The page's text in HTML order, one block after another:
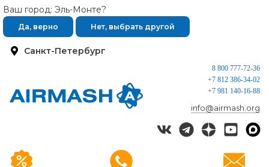
Санкт-Петербург
Ваш город: Эль-Монте?
Да, верно Нет, выбрать другой
8 800 777-72-36
+7 812 386-34-02
+7 981 140-16-88
info@airmash.org